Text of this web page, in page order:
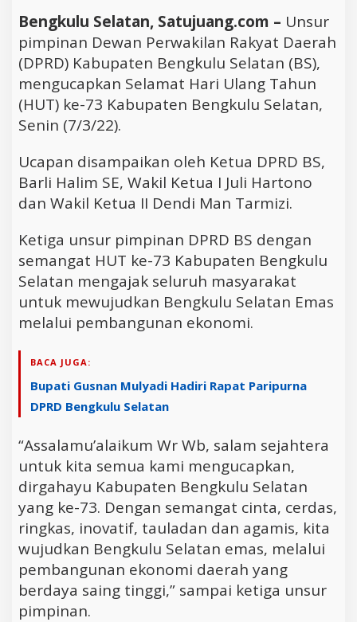
Bengkulu Selatan, Satujuang.com – Unsur
pimpinan Dewan Perwakilan Rakyat Daerah
(DPRD) Kabupaten Bengkulu Selatan (BS),
mengucapkan Selamat Hari Ulang Tahun
(HUT) ke-73 Kabupaten Bengkulu Selatan,
Senin (7/3/22).
Ucapan disampaikan oleh Ketua DPRD BS,
Barli Halim SE, Wakil Ketua I Juli Hartono
dan Wakil Ketua II Dendi Man Tarmizi.
Ketiga unsur pimpinan DPRD BS dengan
semangat HUT ke-73 Kabupaten Bengkulu
Selatan mengajak seluruh masyarakat
untuk mewujudkan Bengkulu Selatan Emas
melalui pembangunan ekonomi.
BACA JUGA:
Bupati Gusnan Mulyadi Hadiri Rapat Paripurna
DPRD Bengkulu Selatan
“Assalamu’alaikum Wr Wb, salam sejahtera
untuk kita semua kami mengucapkan,
dirgahayu Kabupaten Bengkulu Selatan
yang ke-73. Dengan semangat cinta, cerdas,
ringkas, inovatif, tauladan dan agamis, kita
wujudkan Bengkulu Selatan emas, melalui
pembangunan ekonomi daerah yang
berdaya saing tinggi,” sampai ketiga unsur
pimpinan.